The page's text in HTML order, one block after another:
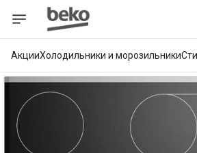
АкцииХолодильники и морозильники